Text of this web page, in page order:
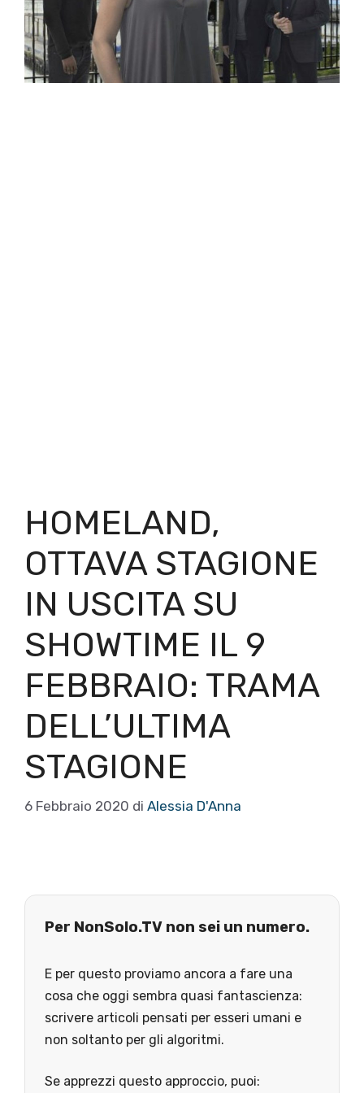
HOMELAND,
OTTAVA STAGIONE
IN USCITA SU
SHOWTIME IL 9
FEBBRAIO: TRAMA
DELL’ULTIMA
STAGIONE
6 Febbraio 2020 di Alessia D'Anna
Per NonSolo.TV non sei un numero.
E per questo proviamo ancora a fare una
cosa che oggi sembra quasi fantascienza:
scrivere articoli pensati per esseri umani e
non soltanto per gli algoritmi.
Se apprezzi questo approccio, puoi: